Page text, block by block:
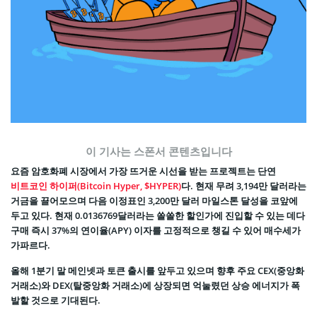
이 기사는 스폰서 콘텐츠입니다
요즘 암호화폐 시장에서 가장 뜨거운 시선을 받는 프로젝트는 단연
비트코인 하이퍼(Bitcoin Hyper, $HYPER)다. 현재 무려 3,194만 달러라는
거금을 끌어모으며 다음 이정표인 3,200만 달러 마일스톤 달성을 코앞에
두고 있다. 현재 0.0136769달러라는 쏠쏠한 할인가에 진입할 수 있는 데다
구매 즉시 37%의 연이율(APY) 이자를 고정적으로 챙길 수 있어 매수세가
가파르다.
올해 1분기 말 메인넷과 토큰 출시를 앞두고 있으며 향후 주요 CEX(중앙화
거래소)와 DEX(탈중앙화 거래소)에 상장되면 억눌렸던 상승 에너지가 폭
발할 것으로 기대된다.